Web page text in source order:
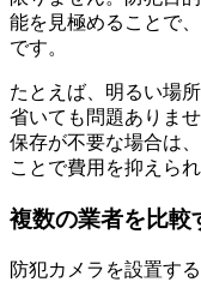
能を見極めることで
です。
たとえば、明るい場
省いても問題ありま
保存が不要な場合は
ことで費用を抑えられ
複数の業者を比較
防犯カメラを設置す